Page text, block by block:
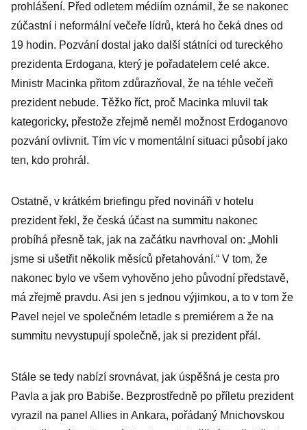
prohlášení. Před odletem médiím oznámil, že se nakonec
zúčastní i neformální večeře lídrů, která ho čeká dnes od
19 hodin. Pozvání dostal jako další státníci od tureckého
prezidenta Erdogana, který je pořadatelem celé akce.
Ministr Macinka přitom zdůrazňoval, že na téhle večeři
prezident nebude. Těžko říct, proč Macinka mluvil tak
kategoricky, přestože zřejmě neměl možnost Erdoganovo
pozvání ovlivnit. Tím víc v momentální situaci působí jako
ten, kdo prohrál.
Ostatně, v krátkém briefingu před novináři v hotelu
prezident řekl, že česká účast na summitu nakonec
probíhá přesně tak, jak na začátku navrhoval on: „Mohli
jsme si ušetřit několik měsíců přetahování.“ V tom, že
nakonec bylo ve všem vyhověno jeho původní představě,
má zřejmě pravdu. Asi jen s jednou výjimkou, a to v tom že
Pavel nejel ve společném letadle s premiérem a že na
summitu nevystupují společně, jak si prezident přál.
Stále se tedy nabízí srovnávat, jak úspěšná je cesta pro
Pavla a jak pro Babiše. Bezprostředně po příletu prezident
vyrazil na panel Allies in Ankara, pořádaný Mnichovskou